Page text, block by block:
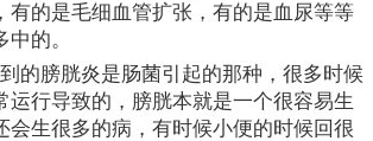
有的是毛细血管扩张，有的是血尿等等
的。
的膀胱炎是肠菌引起的那种，很多时候
运行导致的，膀胱本就是一个很容易生
会生很多的病，有时候小便的时候回很